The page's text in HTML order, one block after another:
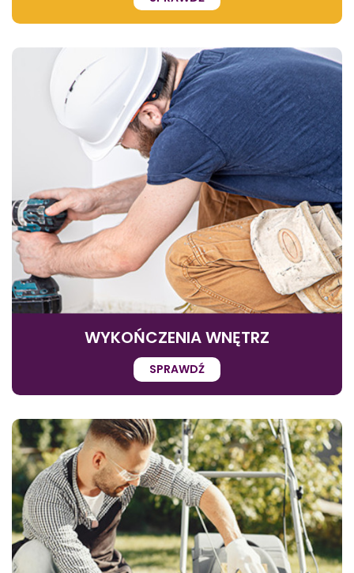
WYKOŃCZENIA WNĘTRZ
SPRAWDŹ